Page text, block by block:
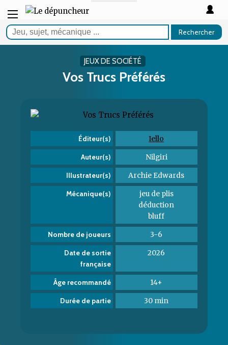
Rechercher
JEUX DE SOCIÉTÉ
Vos Trucs Préférés
Éditeur(s) Iello
Auteur(s) Nilgiri
Illustrateur(s) Archie Edwards
Mécanique(s)
jeu de plis
déduction
bluff
Nombre de joueurs 3-6
Date de sortie
française
2026
Âge recommandé 14+
Durée de partie 30 min